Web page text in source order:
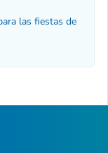
las fiestas de